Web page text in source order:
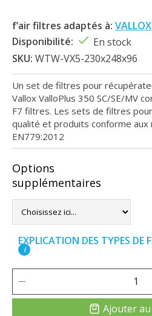
f’air filtres adaptés à: VALLOX
Disponibilité:
En stock
SKU: WTW-VX5-230x248x96
Un set de filtres pour
Vallox ValloPlus 350 SC/SE/MV
F7 filtres. Les sets de filtres
qualité et produits conforme aux
EN779:2012
Options
supplémentaires
EXPLICATION DES TYPES DE
i
Ajouter